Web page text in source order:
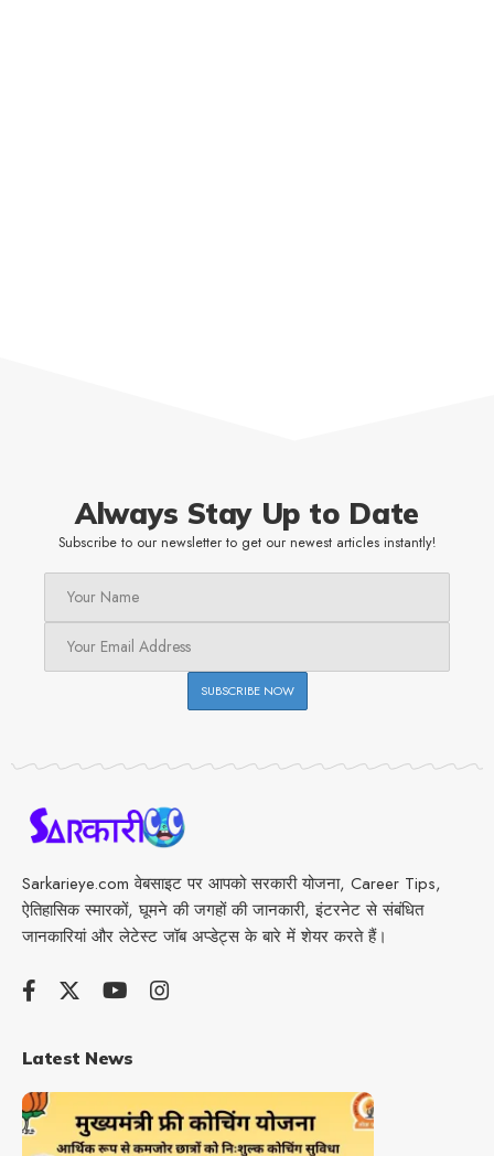
Always Stay Up to Date
Subscribe to our newsletter to get our newest articles instantly!
Sarkarieye.com वेबसाइट पर आपको सरकारी योजना, Career Tips,
ऐतिहासिक स्मारकों, घूमने की जगहों की जानकारी, इंटरनेट से संबंधित
जानकारियां और लेटेस्ट जॉब अप्डेट्स के बारे में शेयर करते हैं।
Latest News